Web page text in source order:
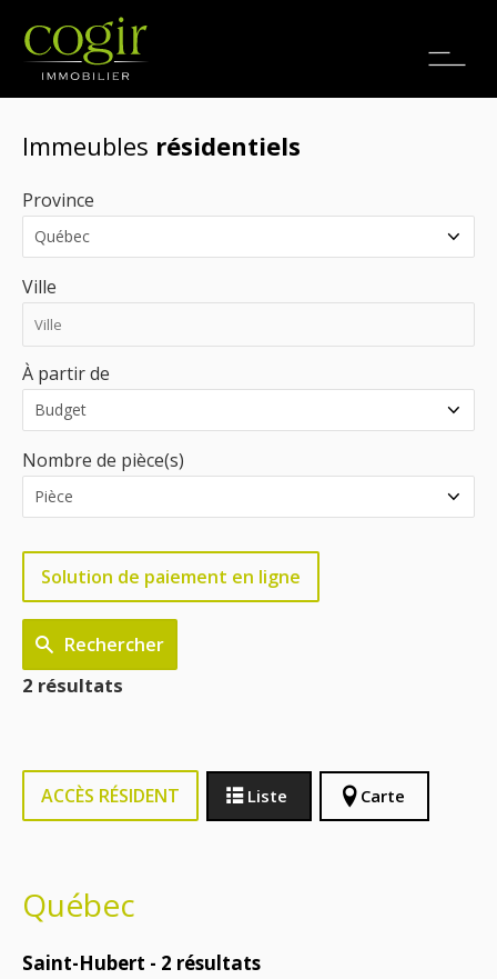
Emplois
Immeubles résidentiels
Province
Ville
À partir de
Nombre de pièce(s)
Solution de paiement en ligne
Rechercher
2 résultats
ACCÈS RÉSIDENT Liste Carte
Québec
Saint-Hubert - 2 résultats